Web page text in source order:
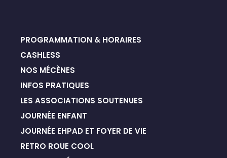
PROGRAMMATION & HORAIRES
CASHLESS
NOS MÉCÈNES
INFOS PRATIQUES
LES ASSOCIATIONS SOUTENUES
JOURNÉE ENFANT
JOURNÉE EHPAD ET FOYER DE VIE
RETRO ROUE COOL